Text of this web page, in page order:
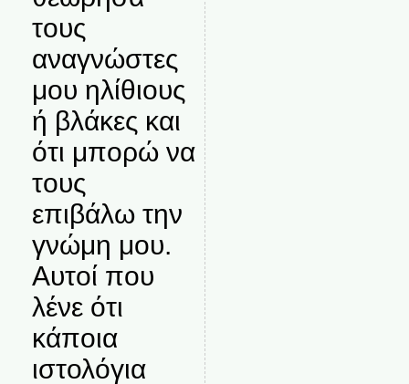
τους
αναγνώστες
μου ηλίθιους
ή βλάκες και
ότι μπορώ να
τους
επιβάλω την
γνώμη μου.
Αυτοί που
λένε ότι
κάποια
ιστολόγια